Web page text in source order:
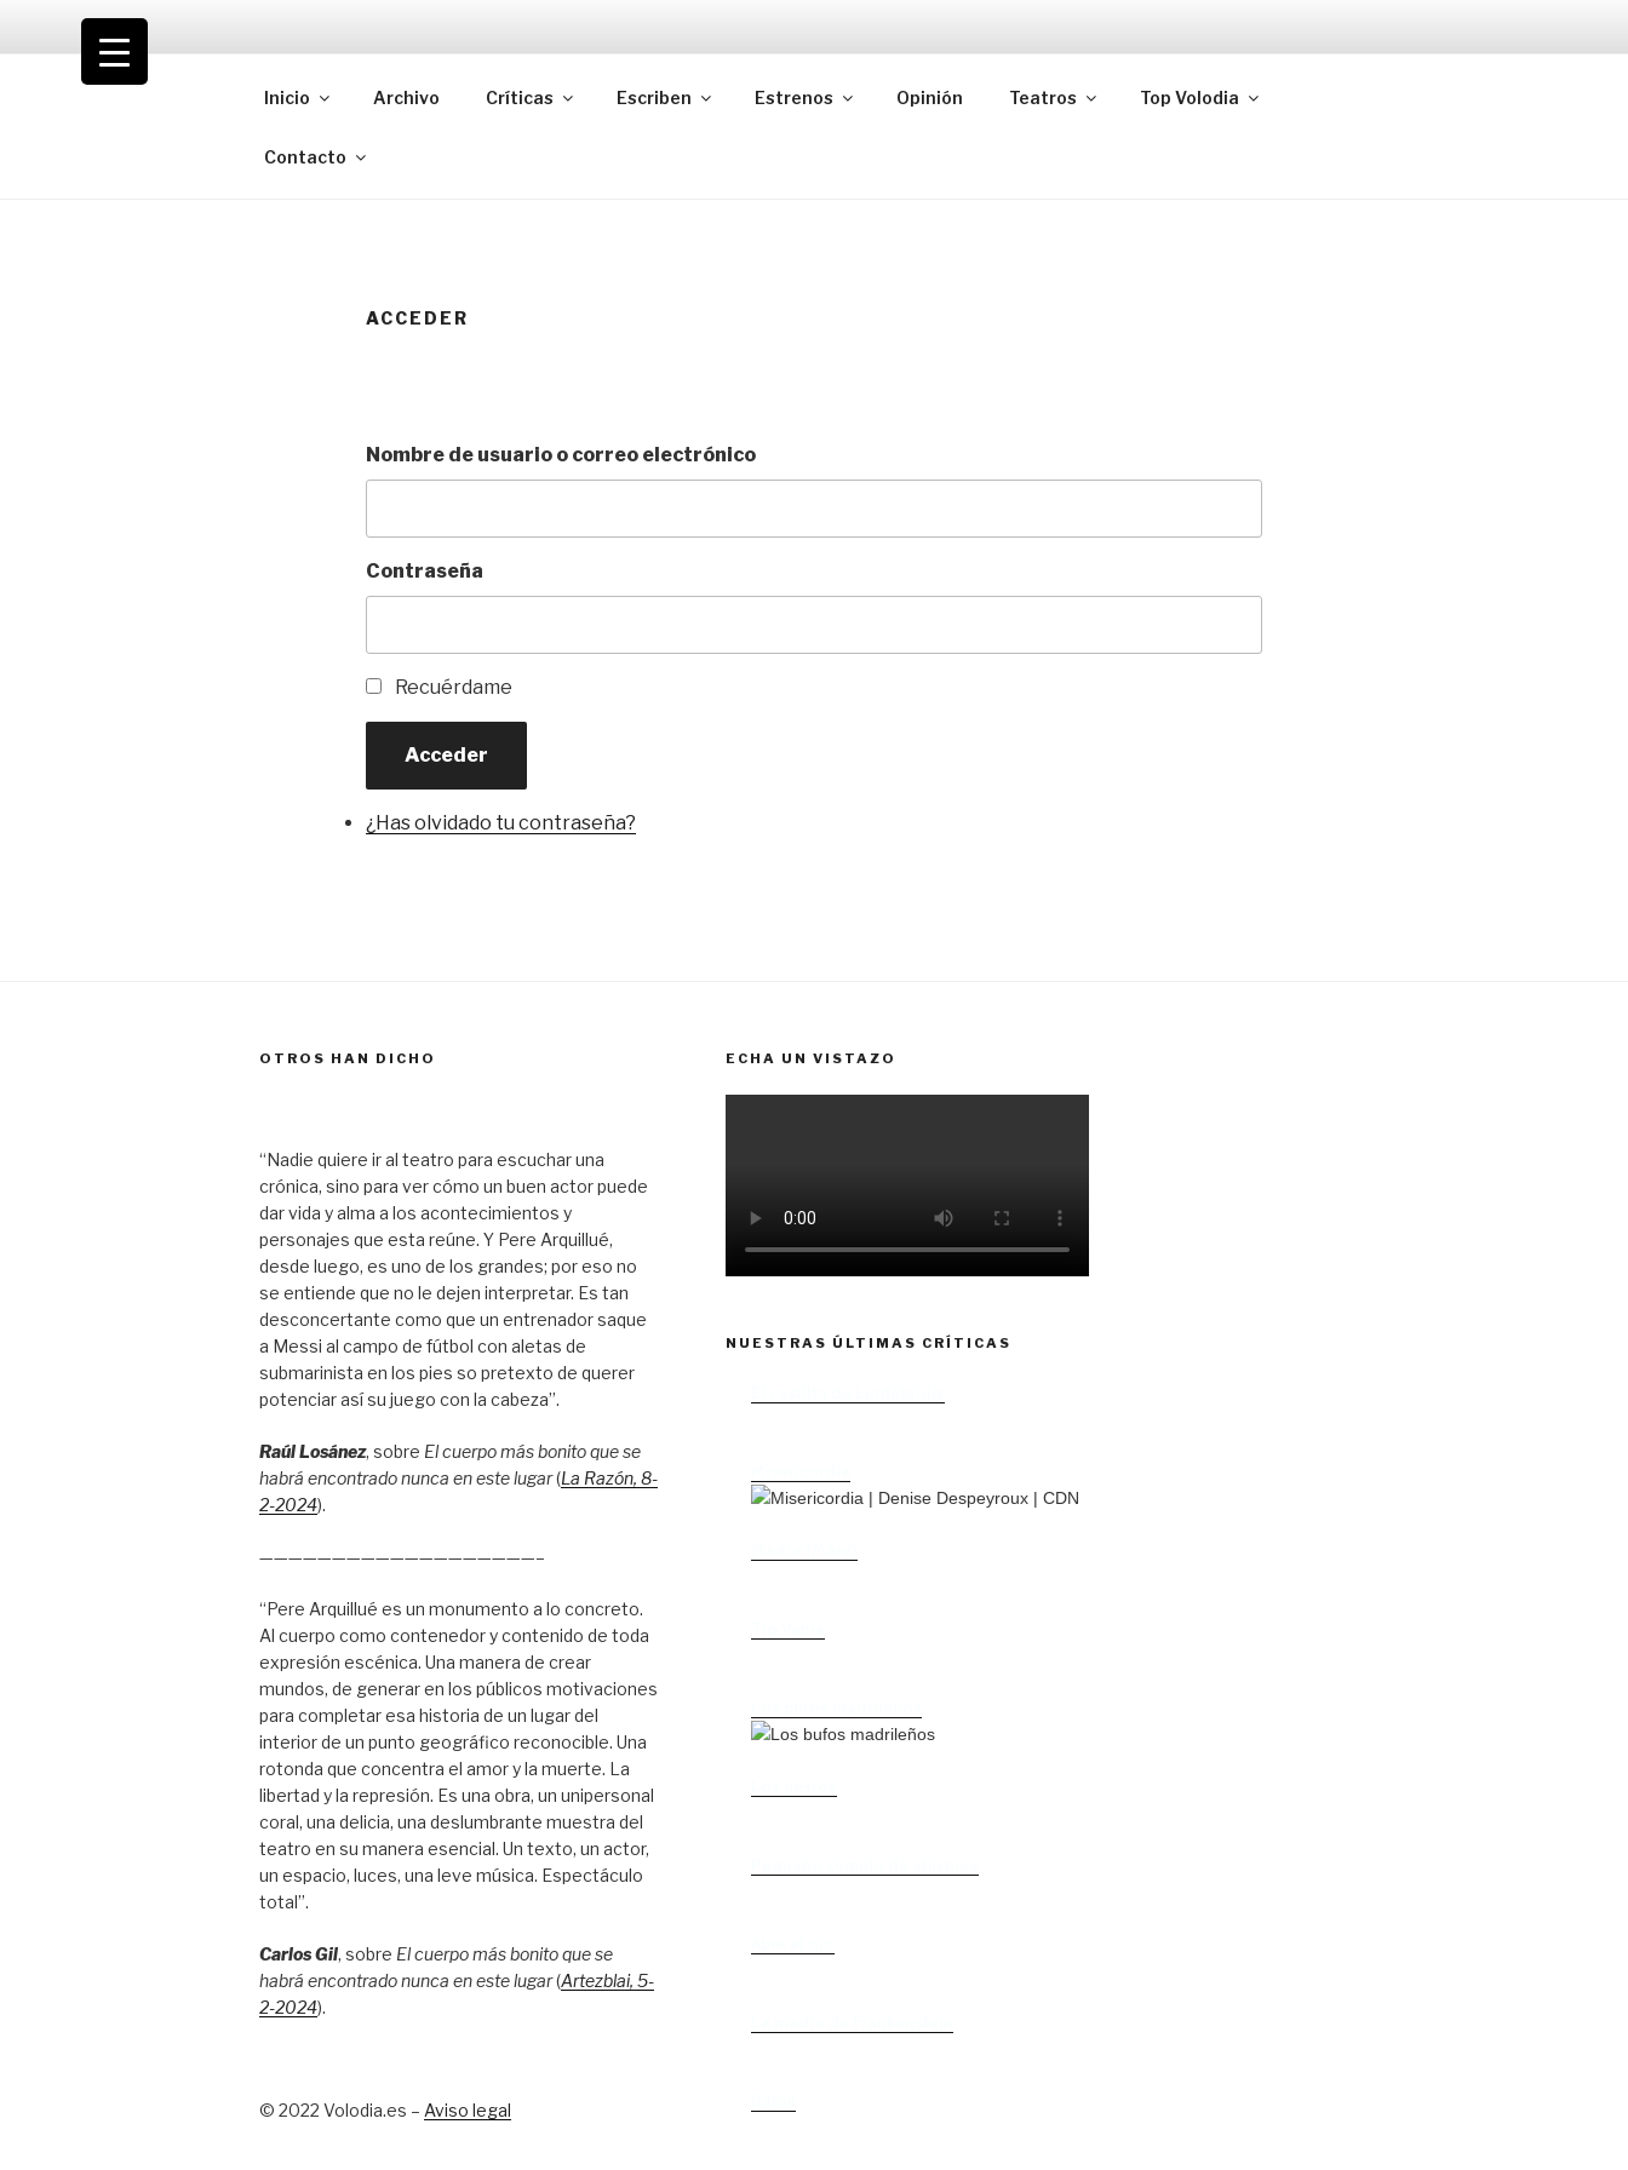
VOLODIA
Inicio Archivo Críticas Escriben Estrenos Opinión Teatros Top Volodia
Contacto
ACCEDER
Nombre de usuario o correo electrónico
Contraseña
Recuérdame
Acceder
¿Has olvidado tu contraseña?
OTROS HAN DICHO
“Nadie quiere ir al teatro para escuchar una
crónica, sino para ver cómo un buen actor puede
dar vida y alma a los acontecimientos y
personajes que esta reúne. Y Pere Arquillué,
desde luego, es uno de los grandes; por eso no
se entiende que no le dejen interpretar. Es tan
desconcertante como que un entrenador saque
a Messi al campo de fútbol con aletas de
submarinista en los pies so pretexto de querer
potenciar así su juego con la cabeza”.
Raúl Losánez, sobre El cuerpo más bonito que se
habrá encontrado nunca en este lugar(La Razón, 8-
2-2024).
———————————————————–
“Pere Arquillué es un monumento a lo concreto.
Al cuerpo como contenedor y contenido de toda
expresión escénica. Una manera de crear
mundos, de generar en los públicos motivaciones
para completar esa historia de un lugar del
interior de un punto geográfico reconocible. Una
rotonda que concentra el amor y la muerte. La
libertad y la represión. Es una obra, un unipersonal
coral, una delicia, una deslumbrante muestra del
teatro en su manera esencial. Un texto, un actor,
un espacio, luces, una leve música. Espectáculo
total”.
Carlos Gil, sobre El cuerpo más bonito que se
habrá encontrado nunca en este lugar(Artezblai, 5-
2-2024).
© 2022 Volodia.es – Aviso legal
ECHA UN VISTAZO
NUESTRAS ÚLTIMAS CRÍTICAS